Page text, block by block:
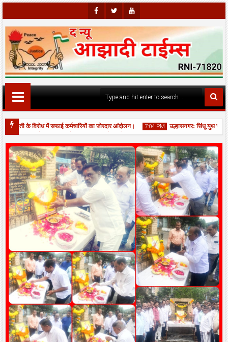
Faceb
Ook
Twitte
R
Youtu
Be
के विरोध में सफाई कर्मचारियों का जोरदार आंदोलन। 7:04 PM
06 Aug
2026
उल्हासनगर: सिंधू युथ सर्कल —
सत्संग चौक पर JCB से नाला बना कर भरे गड्ढों की आपात मरम्मत, यातायात बहाल।